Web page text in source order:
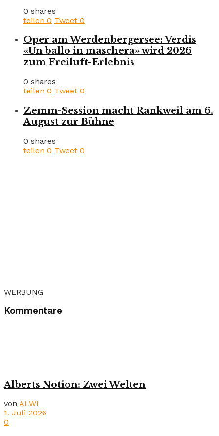
0 shares
teilen 0 Tweet 0
Oper am Werdenbergersee: Verdis
«Un ballo in maschera» wird 2026
zum Freiluft-Erlebnis
0 shares
teilen 0 Tweet 0
Zemm-Session macht Rankweil am 6.
August zur Bühne
0 shares
teilen 0 Tweet 0
WERBUNG
Kommentare
Alberts Notion: Zwei Welten
von ALWI
1. Juli 2026
0